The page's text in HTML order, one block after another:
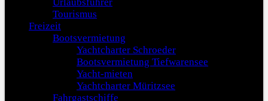
Tourismus
Freizeit
Bootsvermietung
Yachtcharter Schroeder
Bootsvermietung Tiefwarensee
Yacht-mieten
Yachtcharter Müritzsee
Fahrgastschiffe